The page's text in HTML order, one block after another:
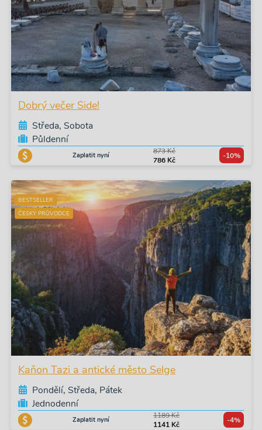
Dobrý večer Side!
Středa, Sobota
Půldenní
Zaplatit nyní
873 Kč
786 Kč
-10%
BESTSELLER
ČESKÝ PRŮVODCE
Kaňon Tazi a antické město Selge
Pondělí, Středa, Pátek
Jednodenní
Zaplatit nyní
1189 Kč
1141 Kč
-4%